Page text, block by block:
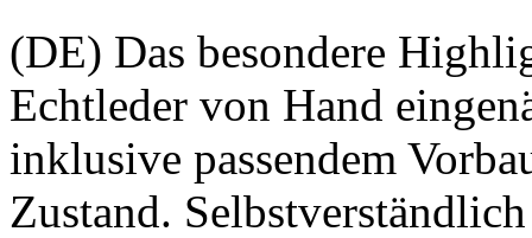
(DE) Das besondere
Echtleder von Hand
inklusive passendem
Zustand.